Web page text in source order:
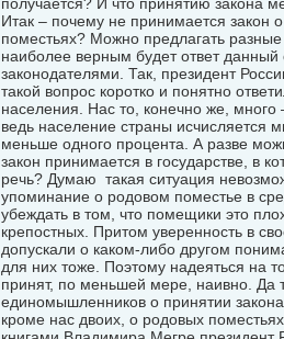
Итак – почему не принимается закон
поместьях? Можно предлагать
наиболее верным будет ответ
законодателями. Так, президент
такой вопрос коротко и понятно
населения. Нас то, конечно же,
ведь население страны исчисляется
меньше одного процента. А разве
закон принимается в государстве, в
речь? Думаю такая ситуация
упоминание о родовом поместье в
убеждать в том, что помещики это
крепостных. Притом уверенность в
допускали о каком-либо другом
для них тоже. Поэтому надеяться на
принят, по меньшей мере, наивно. Да
единомышленников о принятии
кроме нас двоих, о родовых